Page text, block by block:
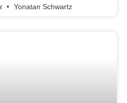
Yonatan Schwartz